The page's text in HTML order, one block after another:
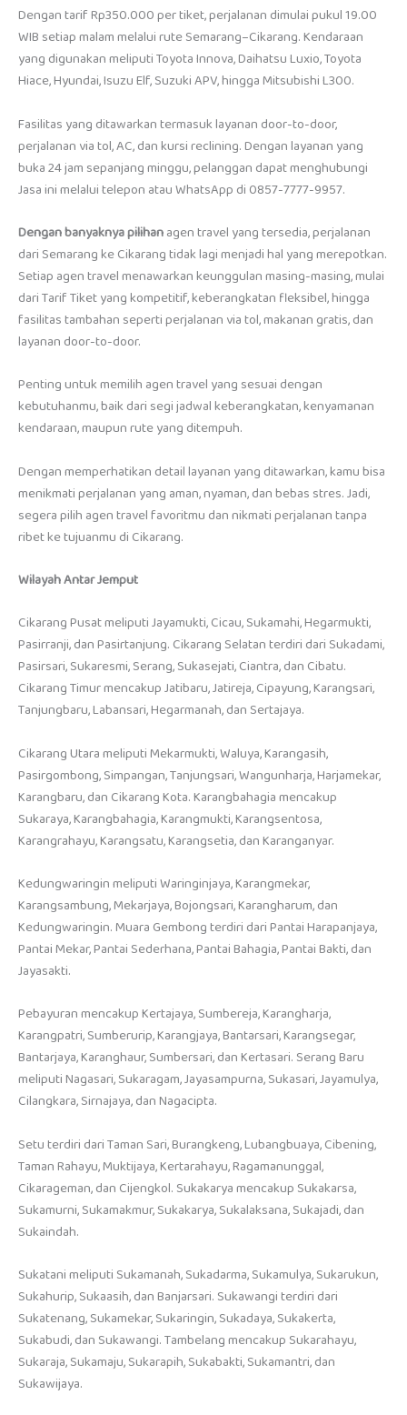
Dengan tarif Rp350.000 per tiket, perjalanan dimulai pukul 19.00
WIB setiap malam melalui rute Semarang–Cikarang. Kendaraan
yang digunakan meliputi Toyota Innova, Daihatsu Luxio, Toyota
Hiace, Hyundai, Isuzu Elf, Suzuki APV, hingga Mitsubishi L300.
Fasilitas yang ditawarkan termasuk layanan door-to-door,
perjalanan via tol, AC, dan kursi reclining. Dengan layanan yang
buka 24 jam sepanjang minggu, pelanggan dapat menghubungi
Jasa ini melalui telepon atau WhatsApp di 0857-7777-9957.
Dengan banyaknya pilihanagen travel yang tersedia, perjalanan
dari Semarang ke Cikarang tidak lagi menjadi hal yang merepotkan.
Setiap agen travel menawarkan keunggulan masing-masing, mulai
dari Tarif Tiket yang kompetitif, keberangkatan fleksibel, hingga
fasilitas tambahan seperti perjalanan via tol, makanan gratis, dan
layanan door-to-door.
Penting untuk memilih agen travel yang sesuai dengan
kebutuhanmu, baik dari segi jadwal keberangkatan, kenyamanan
kendaraan, maupun rute yang ditempuh.
Dengan memperhatikan detail layanan yang ditawarkan, kamu bisa
menikmati perjalanan yang aman, nyaman, dan bebas stres. Jadi,
segera pilih agen travel favoritmu dan nikmati perjalanan tanpa
ribet ke tujuanmu di Cikarang.
Wilayah Antar Jemput
Cikarang Pusat meliputi Jayamukti, Cicau, Sukamahi, Hegarmukti,
Pasirranji, dan Pasirtanjung. Cikarang Selatan terdiri dari Sukadami,
Pasirsari, Sukaresmi, Serang, Sukasejati, Ciantra, dan Cibatu.
Cikarang Timur mencakup Jatibaru, Jatireja, Cipayung, Karangsari,
Tanjungbaru, Labansari, Hegarmanah, dan Sertajaya.
Cikarang Utara meliputi Mekarmukti, Waluya, Karangasih,
Pasirgombong, Simpangan, Tanjungsari, Wangunharja, Harjamekar,
Karangbaru, dan Cikarang Kota. Karangbahagia mencakup
Sukaraya, Karangbahagia, Karangmukti, Karangsentosa,
Karangrahayu, Karangsatu, Karangsetia, dan Karanganyar.
Kedungwaringin meliputi Waringinjaya, Karangmekar,
Karangsambung, Mekarjaya, Bojongsari, Karangharum, dan
Kedungwaringin. Muara Gembong terdiri dari Pantai Harapanjaya,
Pantai Mekar, Pantai Sederhana, Pantai Bahagia, Pantai Bakti, dan
Jayasakti.
Pebayuran mencakup Kertajaya, Sumbereja, Karangharja,
Karangpatri, Sumberurip, Karangjaya, Bantarsari, Karangsegar,
Bantarjaya, Karanghaur, Sumbersari, dan Kertasari. Serang Baru
meliputi Nagasari, Sukaragam, Jayasampurna, Sukasari, Jayamulya,
Cilangkara, Sirnajaya, dan Nagacipta.
Setu terdiri dari Taman Sari, Burangkeng, Lubangbuaya, Cibening,
Taman Rahayu, Muktijaya, Kertarahayu, Ragamanunggal,
Cikarageman, dan Cijengkol. Sukakarya mencakup Sukakarsa,
Sukamurni, Sukamakmur, Sukakarya, Sukalaksana, Sukajadi, dan
Sukaindah.
Sukatani meliputi Sukamanah, Sukadarma, Sukamulya, Sukarukun,
Sukahurip, Sukaasih, dan Banjarsari. Sukawangi terdiri dari
Sukatenang, Sukamekar, Sukaringin, Sukadaya, Sukakerta,
Sukabudi, dan Sukawangi. Tambelang mencakup Sukarahayu,
Sukaraja, Sukamaju, Sukarapih, Sukabakti, Sukamantri, dan
Sukawijaya.